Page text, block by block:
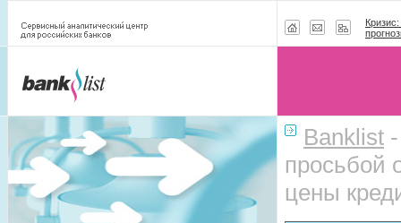
Banklist
просьбой
цены